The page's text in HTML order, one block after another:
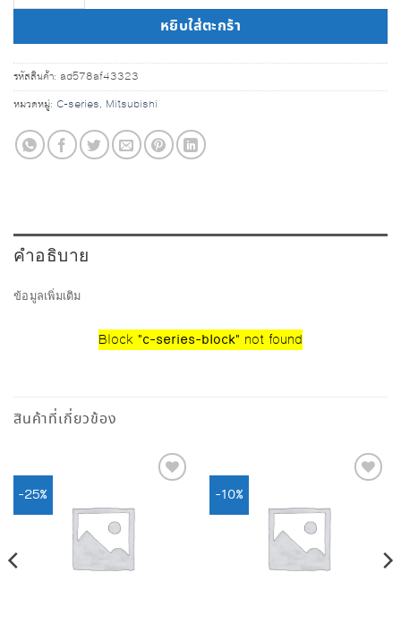
หยิบใส่ตะกร้า
รหัสสินค้า: ad578af43323
หมวดหมู่: C-series, Mitsubishi
คำอธิบาย
ข้อมูลเพิ่มเติม
Block "c-series-block" not found
สินค้าที่เกี่ยวข้อง
-25% -10%